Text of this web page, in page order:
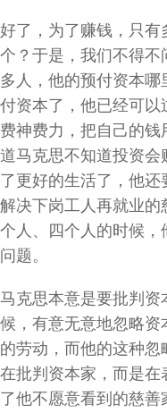
好了，为了赚钱，只
个？于是，我们不得不
多人，他的预付资本
付资本了，他已经可
费神费力，把自己的
道马克思不知道投资会
了更好的生活了，他
解决下岗工人再就业的
个人、四个人的时候
问题。
马克思本意是要批判资
候，有意无意地忽略资
的劳动，而他的这种
在批判资本家，而是
了他不愿意看到的慈